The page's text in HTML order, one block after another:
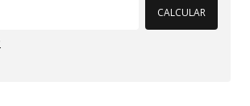
CALCULAR